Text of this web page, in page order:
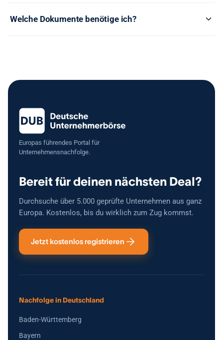
Welche Dokumente benötige ich?
Europas führendes Portal für
Unternehmensnachfolge.
Bereit für deinen nächsten Deal?
Durchsuche über 5.000 geprüfte Unternehmen aus ganz
Europa. Kostenlos, bis du wirklich zum Zug kommst.
Jetzt kostenlos registrieren
Nachfolge in Deutschland
Baden-Württemberg
Bayern